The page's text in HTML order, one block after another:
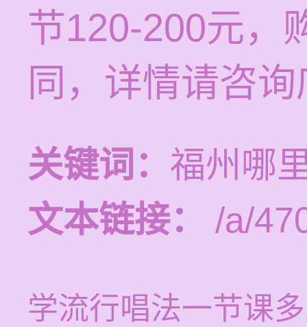
节120-200元，
同，详情请咨
关键词： 福州哪
文本链接：
/a/
学流行唱法一节课